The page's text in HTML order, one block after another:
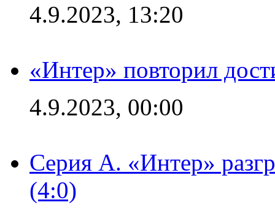
4.9.2023, 13:20
«Интер» повторил
4.9.2023, 00:00
Серия А. «Интер»
(4:0)